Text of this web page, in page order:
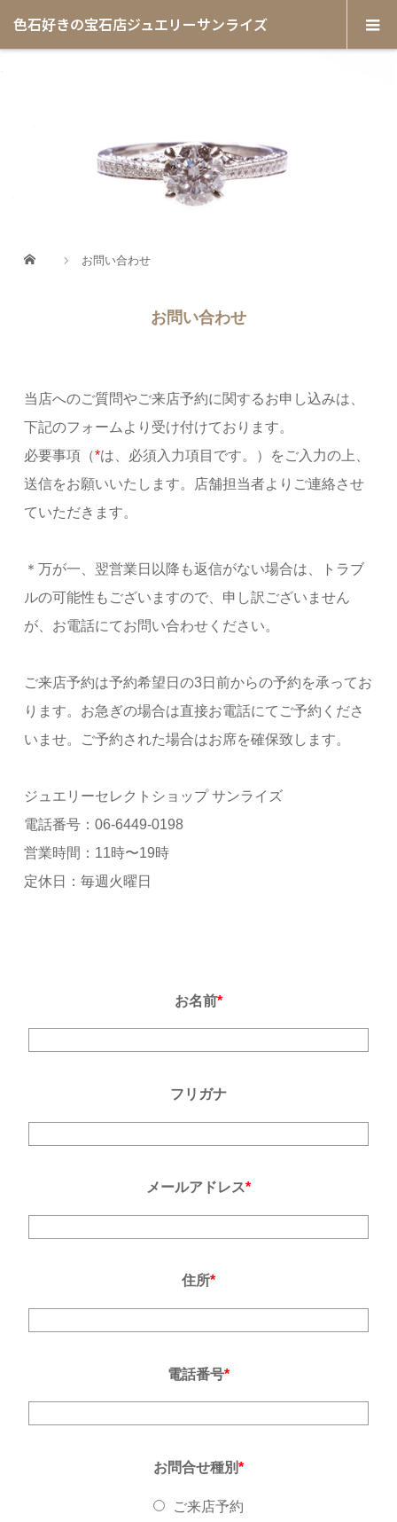
色石好きの宝石店ジュエリーサンライズ
お問い合わせ
お問い合わせ
当店へのご質問やご来店予約に関するお申し込みは、
下記のフォームより受け付けております。
必要事項（*は、必須入力項目です。）をご入力の上、
送信をお願いいたします。店舗担当者よりご連絡させ
ていただきます。
＊万が一、翌営業日以降も返信がない場合は、トラブ
ルの可能性もございますので、申し訳ございません
が、お電話にてお問い合わせください。
ご来店予約は予約希望日の3日前からの予約を承ってお
ります。お急ぎの場合は直接お電話にてご予約くださ
いませ。ご予約された場合はお席を確保致します。
ジュエリーセレクトショップ サンライズ
電話番号：06-6449-0198
営業時間：11時〜19時
定休日：毎週火曜日
お名前*
フリガナ
メールアドレス*
住所*
電話番号*
お問合せ種別*
ご来店予約